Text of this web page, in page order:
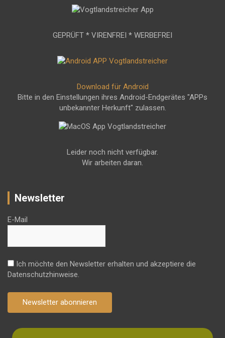
GEPRÜFT * VIRENFREI * WERBEFREI
Download für Android
Bitte in den Einstellungen ihres Android-Endgerätes "APPs
unbekannter Herkunft" zulassen.
Leider noch nicht verfügbar.
Wir arbeiten daran.
Newsletter
E-Mail
Ich möchte den Newsletter erhalten und akzeptiere die
Datenschutzhinweise.
Newsletter abonnieren